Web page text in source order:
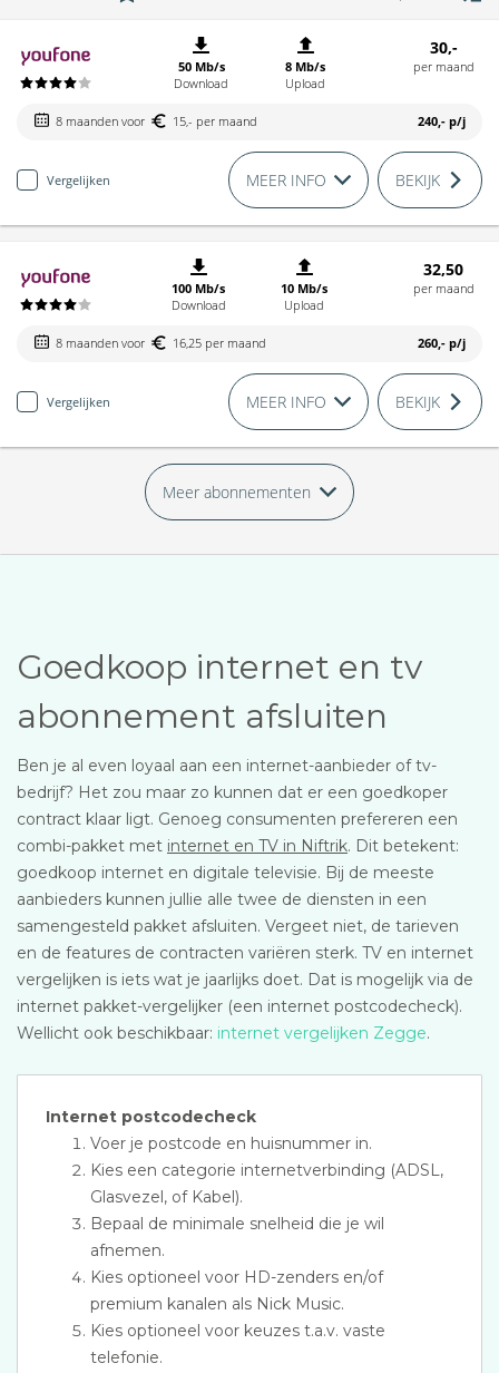
50 Mb/s
Download
8 Mb/s
Upload
30,-
per maand
8 maanden voor 15,- per maand 240,- p/j
Vergelijken MEER INFO BEKIJK
100 Mb/s
Download
10 Mb/s
Upload
32,50
per maand
8 maanden voor 16,25 per maand 260,- p/j
Vergelijken MEER INFO BEKIJK
Meer abonnementen
Goedkoop internet en tv
abonnement afsluiten
Ben je al even loyaal aan een internet-aanbieder of tv-
bedrijf? Het zou maar zo kunnen dat er een goedkoper
contract klaar ligt. Genoeg consumenten prefereren een
combi-pakket met internet en TV in Niftrik. Dit betekent:
goedkoop internet en digitale televisie. Bij de meeste
aanbieders kunnen jullie alle twee de diensten in een
samengesteld pakket afsluiten. Vergeet niet, de tarieven
en de features de contracten variëren sterk. TV en internet
vergelijken is iets wat je jaarlijks doet. Dat is mogelijk via de
internet pakket-vergelijker (een internet postcodecheck).
Wellicht ook beschikbaar: internet vergelijken Zegge.
Internet postcodecheck
Voer je postcode en huisnummer in.
Kies een categorie internetverbinding (ADSL,
Glasvezel, of Kabel).
Bepaal de minimale snelheid die je wil
afnemen.
Kies optioneel voor HD-zenders en/of
premium kanalen als Nick Music.
Kies optioneel voor keuzes t.a.v. vaste
telefonie.